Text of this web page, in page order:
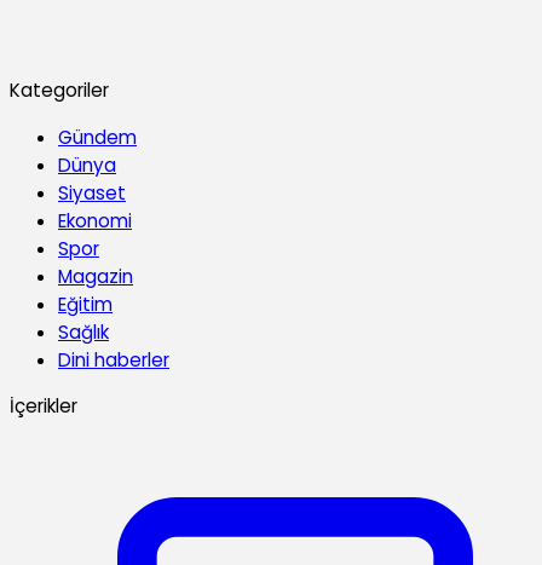
Kategoriler
Gündem
Dünya
Siyaset
Ekonomi
Spor
Magazin
Eğitim
Sağlık
Dini haberler
İçerikler